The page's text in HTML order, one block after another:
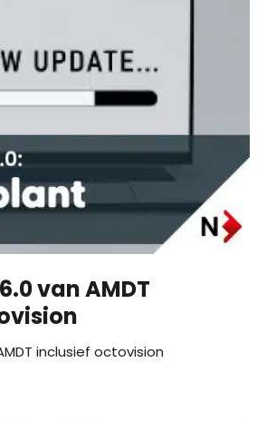
van AMDT
inclusief octovision